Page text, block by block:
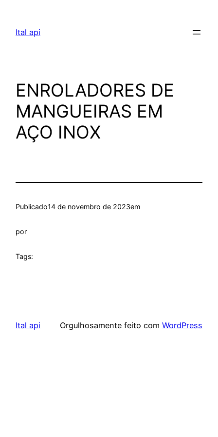
Ital api
ENROLADORES DE
MANGUEIRAS EM
AÇO INOX
Publicado14 de novembro de 2023em
por
Tags:
Ital api Orgulhosamente feito com WordPress